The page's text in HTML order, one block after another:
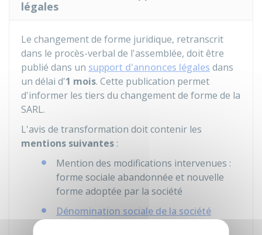
légales
Le changement de forme juridique, retranscrit
dans le procès-verbal de l'assemblée, doit être
publié dans un support d'annonces légales dans
un délai d'1 mois. Cette publication permet
d'informer les tiers du changement de forme de la
SARL.
L'avis de transformation doit contenir les
mentions suivantes :
Mention des modifications intervenues :
forme sociale abandonnée et nouvelle
forme adoptée par la société
Dénomination sociale de la société